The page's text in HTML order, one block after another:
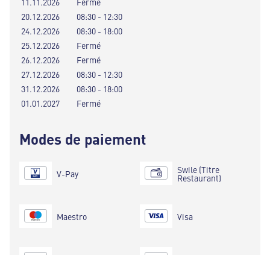
20.12.2026
08:30 - 12:30
24.12.2026
08:30 - 18:00
25.12.2026
Fermé
26.12.2026
Fermé
27.12.2026
08:30 - 12:30
31.12.2026
08:30 - 18:00
01.01.2027
Fermé
Modes de paiement
V-Pay
Maestro
Swile (Titre
Restaurant)
Visa